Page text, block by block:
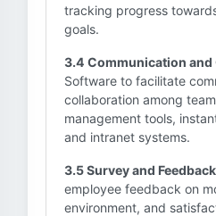
tracking progress
goals.
3.4 Communication
Software to facilitate
collaboration among
management tools,
and intranet systems.
3.5 Survey and
employee feedback on
environment, and